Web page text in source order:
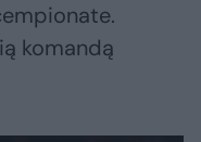
komandą